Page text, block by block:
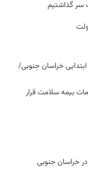
سر گذاشتیم
خراسان جنوبی/
بیمه سلامت قرار
خراسان جنوبی